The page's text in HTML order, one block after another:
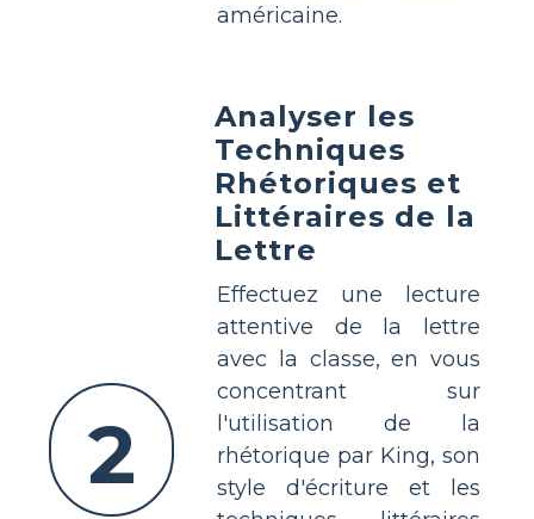
américaine.
2
Analyser les
Techniques
Rhétoriques et
Littéraires de la
Lettre
Effectuez une lecture
attentive de la lettre
avec la classe, en vous
concentrant sur
l'utilisation de la
rhétorique par King, son
style d'écriture et les